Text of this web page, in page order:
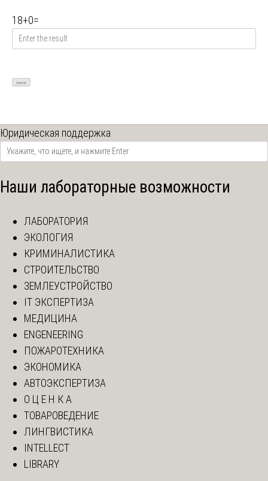
18+0=
Юридическая поддержка
Наши лабораторные возможности
ЛАБОРАТОРИЯ
ЭКОЛОГИЯ
КРИМИНАЛИСТИКА
СТРОИТЕЛЬСТВО
ЗЕМЛЕУСТРОЙСТВО
IT ЭКСПЕРТИЗА
МЕДИЦИНА
ENGENEERING
ПОЖАРОТЕХНИКА
ЭКОНОМИКА
АВТОЭКСПЕРТИЗА
О Ц Е Н К А
ТОВАРОВЕДЕНИЕ
ЛИНГВИСТИКА
INTELLECT
LIBRARY